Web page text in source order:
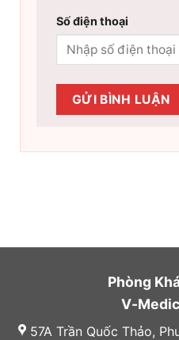
Số điện thoại
Phòng
V-
57A Trần Quốc Thảo,